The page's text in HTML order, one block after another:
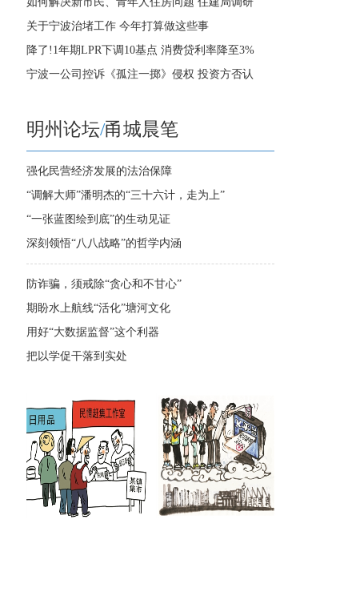
关于宁波治堵工作 今年打算做这些事
降了!1年期LPR下调10基点 消费贷利率降至3%
宁波一公司控诉《孤注一掷》侵权 投资方否认
明州论坛/甬城晨笔
强化民营经济发展的法治保障
“调解大师”潘明杰的“三十六计，走为上”
“一张蓝图绘到底”的生动见证
深刻领悟“八八战略”的哲学内涵
防诈骗，须戒除“贪心和不甘心”
期盼水上航线“活化”塘河文化
用好“大数据监督”这个利器
把以学促干落到实处